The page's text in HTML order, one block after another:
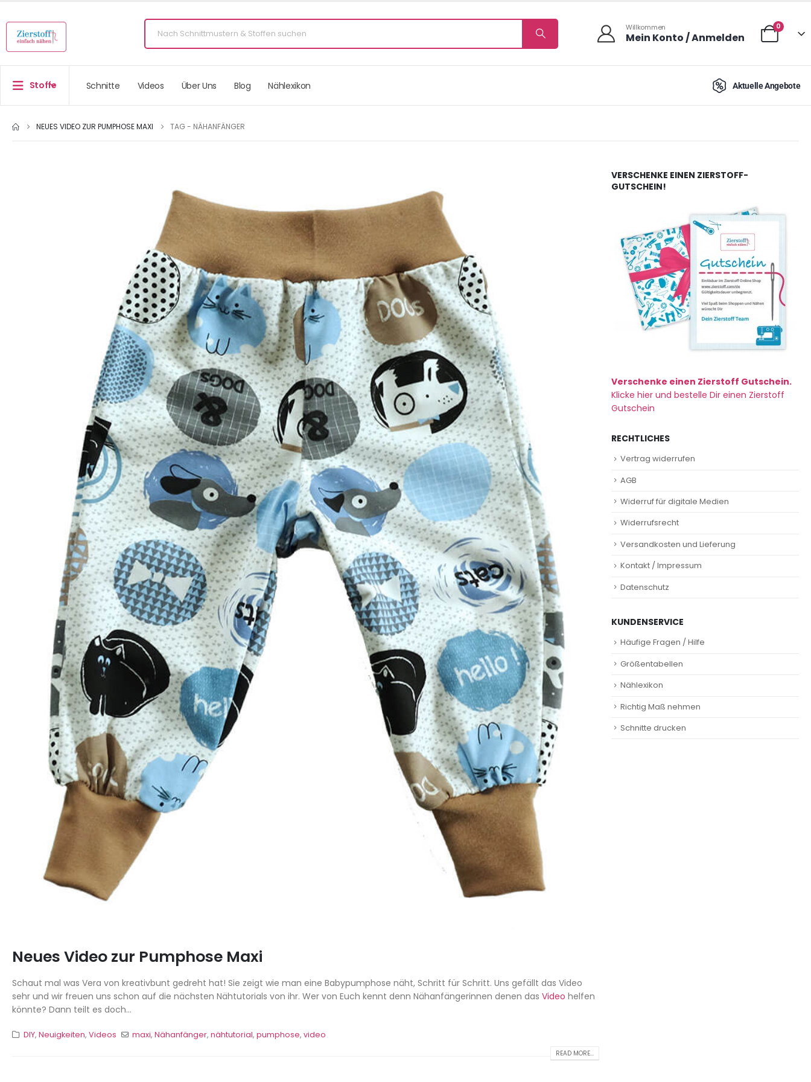
Willkommen
Mein Konto / Anmelden
0
Stoffe Schnitte Videos Über Uns Blog Nählexikon Aktuelle Angebote
NEUES VIDEO ZUR PUMPHOSE MAXI TAG - NÄHANFÄNGER
Neues Video zur Pumphose Maxi
Schaut mal was Vera von kreativbunt gedreht hat! Sie zeigt wie man eine Babypumphose näht, Schritt für Schritt. Uns gefällt das Video
sehr und wir freuen uns schon auf die nächsten Nähtutorials von ihr. Wer von Euch kennt denn Nähanfängerinnen denen das Video helfen
könnte? Dann teilt es doch...
DIY, Neuigkeiten, Videos maxi,Nähanfänger,nähtutorial,pumphose,video
READ MORE...
VERSCHENKE EINEN ZIERSTOFF-
GUTSCHEIN!
Verschenke einen Zierstoff Gutschein.
Klicke hier und bestelle Dir einen Zierstoff
Gutschein
RECHTLICHES
Vertrag widerrufen
AGB
Widerruf für digitale Medien
Widerrufsrecht
Versandkosten und Lieferung
Kontakt / Impressum
Datenschutz
KUNDENSERVICE
Häufige Fragen / Hilfe
Größentabellen
Nählexikon
Richtig Maß nehmen
Schnitte drucken